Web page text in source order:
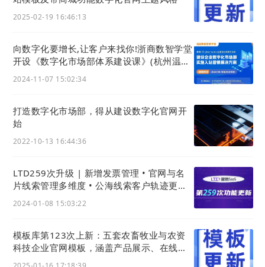
2025-02-19 16:46:13
向数字化要增长,让客户来找你!浙商数智学堂
开设《数字化市场部体系建设课》(杭州温州
2024-11-07 15:02:34
打造数字化市场部，得从建设数字化官网开
始
2022-10-13 16:44:36
LTD259次升级 | 新增发票管理 • 官网与名
片线索管理多维度 • 公海线索客户轨迹更周
2024-01-08 15:03:22
模板库第123次上新：五套农畜牧业与农资
科技企业官网模板，涵盖产品展示、在线交